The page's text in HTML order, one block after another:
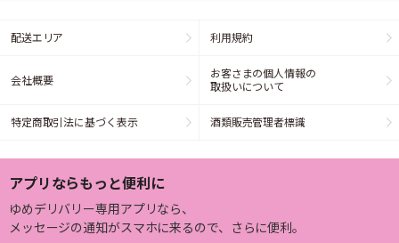
配送エリア 利用規約
会社概要
お客さまの個人情報の
取扱いについて
特定商取引法に基づく表示 酒類販売管理者標識
アプリならもっと便利に
ゆめデリバリー専用アプリなら、
メッセージの通知がスマホに来るので、さらに便利。